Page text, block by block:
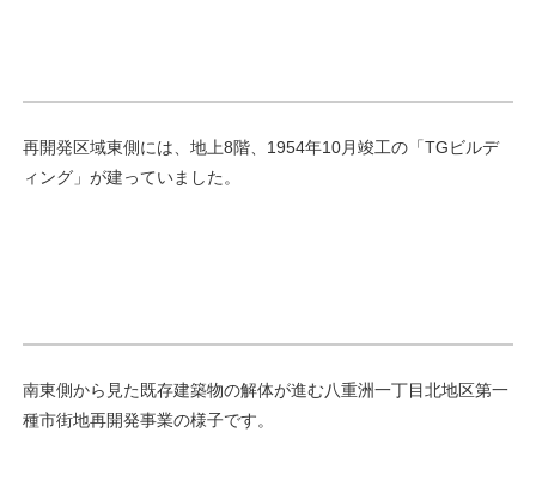
再開発区域東側には、地上8階、1954年10月竣工の「TGビルデ
ィング」が建っていました。
南東側から見た既存建築物の解体が進む八重洲一丁目北地区第一
種市街地再開発事業の様子です。